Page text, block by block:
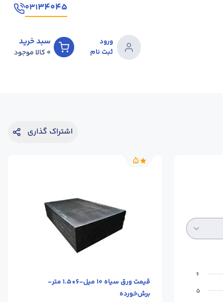
۳۴۰۴۵۰۳۱
ورود
ثبت نام
سبد خرید
0 کالا موجود
اشتراک گذاری
6
5
5
قیمت
ورق سیاه 10 میل-6*1.5 متر-
برش‌خورده